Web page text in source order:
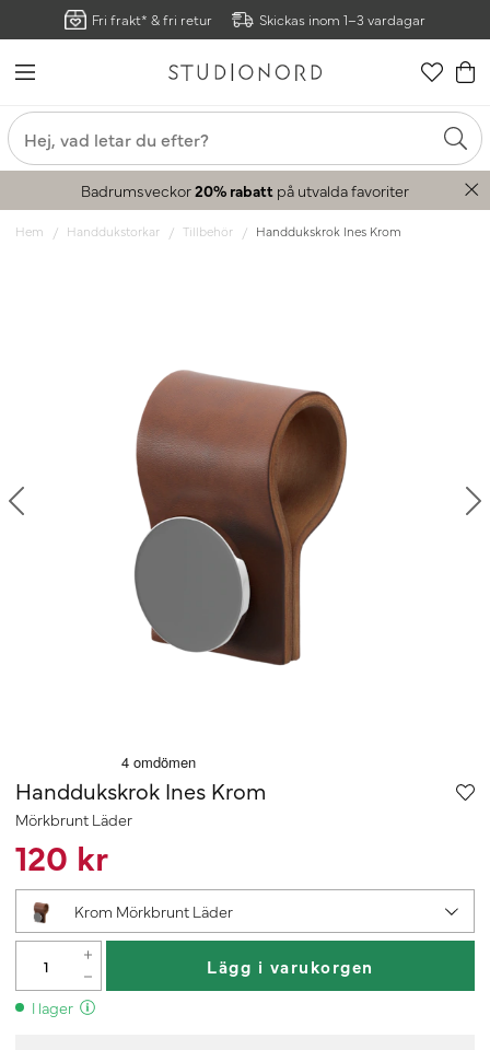
Fri frakt* & fri retur Skickas inom 1–3 vardagar
Badrumsveckor20% rabatt på utvalda favoriter
Hem Handdukstorkar Tillbehör Handdukskrok Ines Krom
Handdukskrok Ines Krom
Mörkbrunt Läder
120 kr
Krom Mörkbrunt Läder
Lägg i varukorgen
I lager